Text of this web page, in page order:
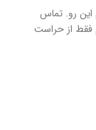
این رو. تماس
فقط از حراست